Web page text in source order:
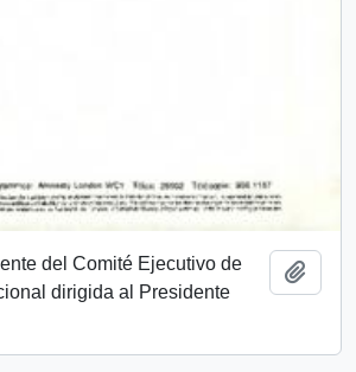
del Comité Ejecutivo de
dirigida al Presidente